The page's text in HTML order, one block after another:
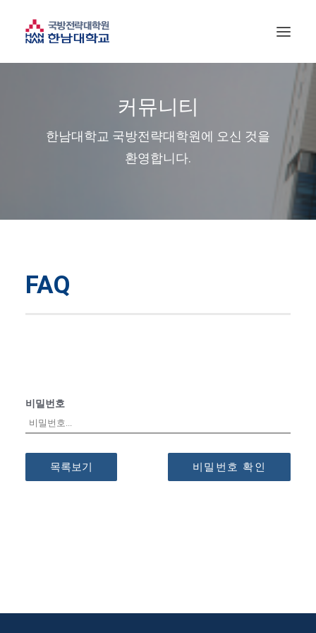
커뮤니티
한남대학교 국방전략대학원에 오신 것을
환영합니다.
FAQ
비밀번호
목록보기 비밀번호 확인